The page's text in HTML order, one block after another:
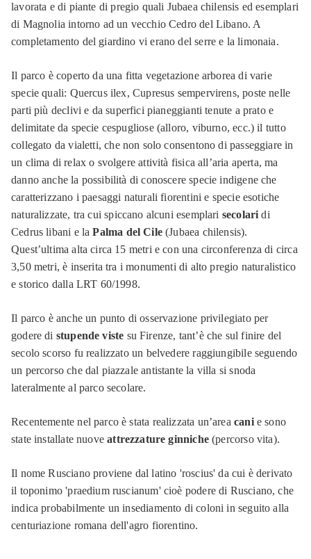
lavorata e di piante di pregio quali Jubaea chilensis ed esemplari
di Magnolia intorno ad un vecchio Cedro del Libano. A
completamento del giardino vi erano del serre e la limonaia.
Il parco è coperto da una fitta vegetazione arborea di varie
specie quali: Quercus ilex, Cupresus sempervirens, poste nelle
parti più declivi e da superfici pianeggianti tenute a prato e
delimitate da specie cespugliose (alloro, viburno, ecc.) il tutto
collegato da vialetti, che non solo consentono di passeggiare in
un clima di relax o svolgere attività fisica all’aria aperta, ma
danno anche la possibilità di conoscere specie indigene che
caratterizzano i paesaggi naturali fiorentini e specie esotiche
naturalizzate, tra cui spiccano alcuni esemplari secolaridi
Cedrus libani e laPalma del Cile(Jubaea chilensis).
Quest’ultima alta circa 15 metri e con una circonferenza di circa
3,50 metri, è inserita tra i monumenti di alto pregio naturalistico
e storico dalla LRT 60/1998.
Il parco è anche un punto di osservazione privilegiato per
godere di stupende viste su Firenze, tant’è che sul finire del
secolo scorso fu realizzato un belvedere raggiungibile seguendo
un percorso che dal piazzale antistante la villa si snoda
lateralmente al parco secolare.
Recentemente nel parco è stata realizzata un’area cani e sono
state installate nuoveattrezzature ginniche(percorso vita).
Il nome Rusciano proviene dal latino 'roscius' da cui è derivato
il toponimo 'praedium ruscianum' cioè podere di Rusciano, che
indica probabilmente un insediamento di coloni in seguito alla
centuriazione romana dell'agro fiorentino.